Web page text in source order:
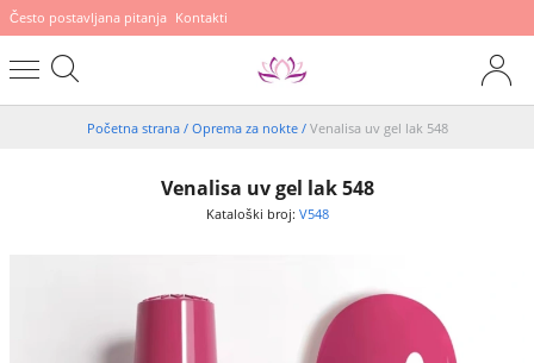
Često postavljana pitanja Kontakti
Početna strana / Oprema za nokte / Venalisa uv gel lak 548
Venalisa uv gel lak 548
Kataloški broj: V548